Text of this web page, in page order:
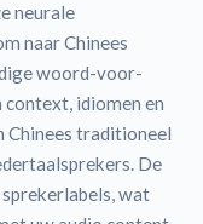
neurale
naar Chinees
woord-voor-
idiomen en
traditioneel
De
wat